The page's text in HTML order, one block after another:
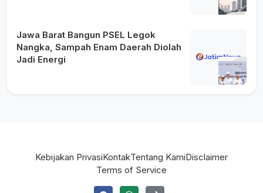
Jawa Barat Bangun PSEL Legok
Nangka, Sampah Enam Daerah Diolah
Jadi Energi
Kebijakan PrivasiKontakTentang KamiDisclaimer
Terms of Service